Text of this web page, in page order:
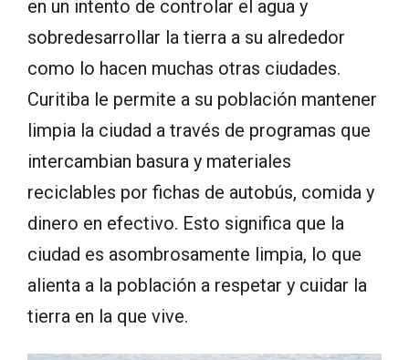
en un intento de controlar el agua y
sobredesarrollar la tierra a su alrededor
como lo hacen muchas otras ciudades.
Curitiba le permite a su población mantener
limpia la ciudad a través de programas que
intercambian basura y materiales
reciclables por fichas de autobús, comida y
dinero en efectivo. Esto significa que la
ciudad es asombrosamente limpia, lo que
alienta a la población a respetar y cuidar la
tierra en la que vive.